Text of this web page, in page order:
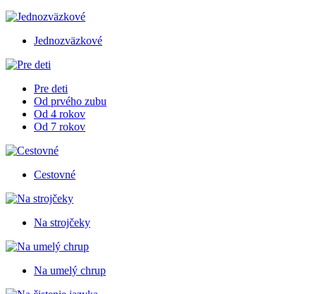
Jednozväzkové
Pre deti
Od prvého zubu
Od 4 rokov
Od 7 rokov
Cestovné
Na strojčeky
Na umelý chrup